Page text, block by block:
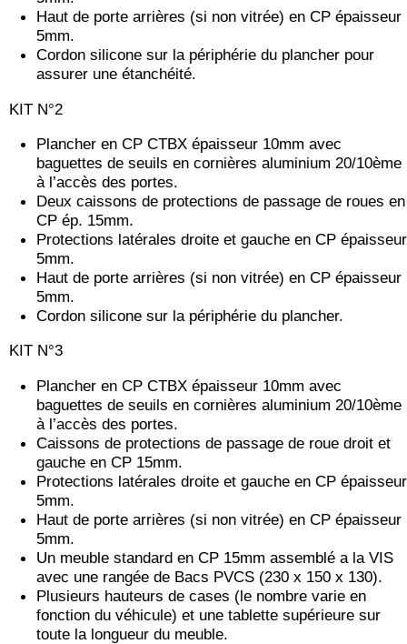
Haut de porte arrières (si non vitrée) en CP épaisseur
5mm.
Cordon silicone sur la périphérie du plancher pour
assurer une étanchéité.
KIT N°2
Plancher en CP CTBX épaisseur 10mm avec
baguettes de seuils en cornières aluminium 20/10ème
à l’accès des portes.
Deux caissons de protections de passage de roues en
CP ép. 15mm.
Protections latérales droite et gauche en CP épaisseur
5mm.
Haut de porte arrières (si non vitrée) en CP épaisseur
5mm.
Cordon silicone sur la périphérie du plancher.
KIT N°3
Plancher en CP CTBX épaisseur 10mm avec
baguettes de seuils en cornières aluminium 20/10ème
à l’accès des portes.
Caissons de protections de passage de roue droit et
gauche en CP 15mm.
Protections latérales droite et gauche en CP épaisseur
5mm.
Haut de porte arrières (si non vitrée) en CP épaisseur
5mm.
Un meuble standard en CP 15mm assemblé a la VIS
avec une rangée de Bacs PVCS (230 x 150 x 130).
Plusieurs hauteurs de cases (le nombre varie en
fonction du véhicule) et une tablette supérieure sur
toute la longueur du meuble.